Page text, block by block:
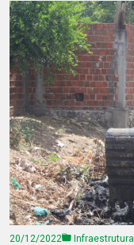
20/12/2022 Infraestrutura